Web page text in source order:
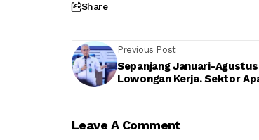
Share
Previous Post
Sepanjang Januari-Agustus
Lowongan Kerja. Sektor
Leave A Comment